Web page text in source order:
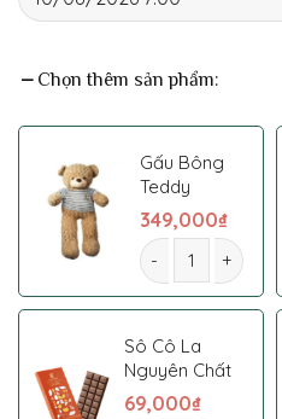
Chọn thêm sản phẩm:
Gấu Bông
Teddy
349,000₫
Kệ Hoa Chia
Sô Cô La
Nguyên Chất
69,000₫